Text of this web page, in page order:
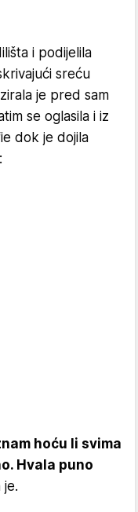
i podijelila
sreću
je pred sam
se oglasila i iz
dok je dojila
hoću li svima
Hvala puno
je.